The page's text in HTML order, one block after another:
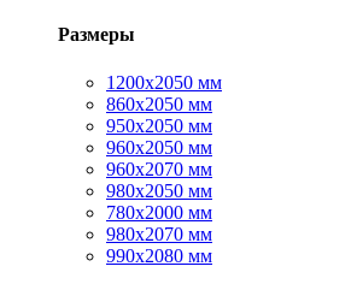
Размеры
1200х2050 мм
860х2050 мм
950х2050 мм
960х2050 мм
960х2070 мм
980х2050 мм
780х2000 мм
980х2070 мм
990х2080 мм